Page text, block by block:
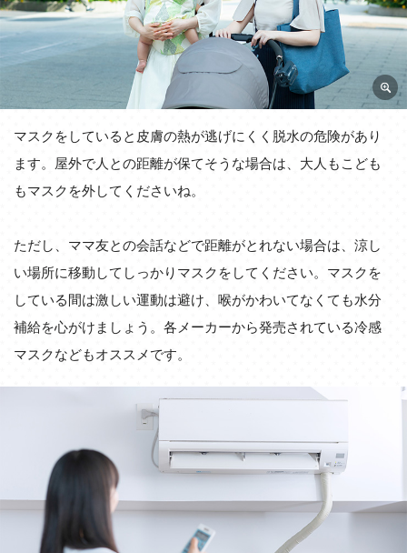
マスクをしていると皮膚の熱が逃げにくく脱水の危険があり
ます。屋外で人との距離が保てそうな場合は、大人もこども
もマスクを外してくださいね。
ただし、ママ友との会話などで距離がとれない場合は、涼し
い場所に移動してしっかりマスクをしてください。マスクを
している間は激しい運動は避け、喉がかわいてなくても水分
補給を心がけましょう。各メーカーから発売されている冷感
マスクなどもオススメです。